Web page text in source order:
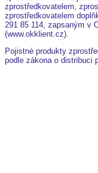
zprostředkovatelem,
zprostředkovatelem
291 85 114, zapsaným v
(www.okklient.cz).
Pojistné produkty
podle zákona o distribuci